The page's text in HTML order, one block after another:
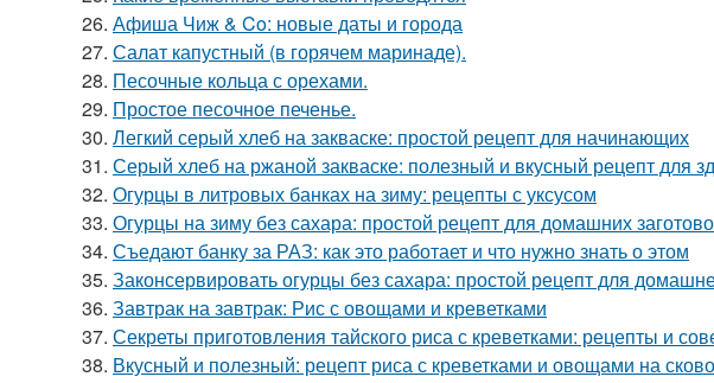
26. Афиша Чиж & Co: новые даты и города
27. Салат капустный (в горячем маринаде).
28. Песочные кольца с орехами.
29. Простое песочное печенье.
30. Легкий серый хлеб на закваске: простой рецепт для начинающих
31. Серый хлеб на ржаной закваске: полезный и вкусный рецепт для
32. Огурцы в литровых банках на зиму: рецепты с уксусом
33. Огурцы на зиму без сахара: простой рецепт для домашних
34. Съедают банку за РАЗ: как это работает и что нужно знать о этом
35. Законсервировать огурцы без сахара: простой рецепт для
36. Завтрак на завтрак: Рис с овощами и креветками
37. Секреты приготовления тайского риса с креветками: рецепты и
38. Вкусный и полезный: рецепт риса с креветками и овощами на